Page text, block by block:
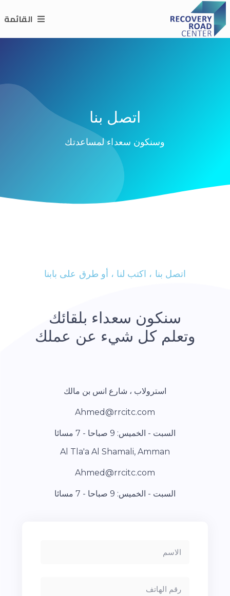
القائمة
اتصل بنا
وسنكون سعداء لمساعدتك
اتصل بنا ، اكتب لنا ، أو طرق على بابنا
سنكون سعداء بلقائك
وتعلم كل شيء عن عملك
استرولاب ، شارع انس بن مالك
Ahmed@rrcitc.com
السبت - الخميس: 9 صباحا - 7 مسائا
Al Tla'a Al Shamali, Amman
Ahmed@rrcitc.com
السبت - الخميس: 9 صباحا - 7 مسائا